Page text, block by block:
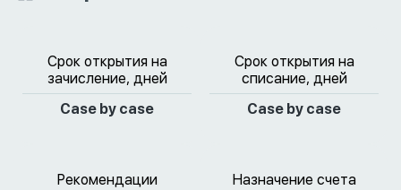
Срок открытия на
зачисление, дней
Case by case
Срок открытия на
списание, дней
Case by case
Рекомендации
Назначение счета